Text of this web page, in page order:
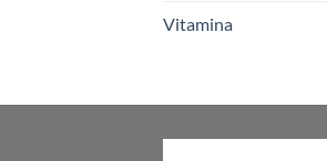
Vitamina